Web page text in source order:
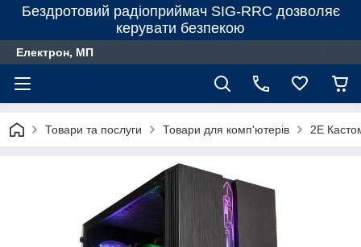
Бездротовий радіоприймач SIG-RRC дозволяє
керувати безпекою
Електрон, МП
Товари та послуги Товари для комп'ютерів 2E